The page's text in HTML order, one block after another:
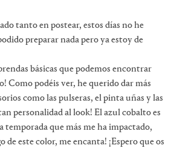
tanto en postear, estos días no he
preparar nada pero ya estoy de
básicas que podemos encontrar
Como podéis ver, he querido dar más
como las pulseras, el pinta uñas y las
personalidad al look! El azul cobalto es
temporada que más me ha impactado,
de este color, me encanta! ¡Espero que os